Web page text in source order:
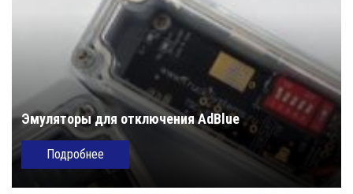
Эмуляторы для отключения AdBlue
Подробнее